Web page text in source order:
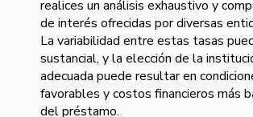
realices un análisis exhaustivo y
de interés ofrecidas por diversas
La variabilidad entre estas tasas
sustancial, y la elección de la
adecuada puede resultar en
favorables y costos financieros más
del préstamo.